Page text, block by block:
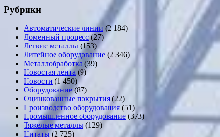
Рубрики
Автоматические линии (2 184)
Доменный процесс(27)
Легкие металлы (153)
Литейное оборудование (2 346)
Металлобработка (39)
Новостая лента (9)
Новости (1 450)
Оборудование(87)
Оцинкованные покрытия (22)
Производство оборудования (51)
Промышленное оборудование (373)
Тяжелые металлы (129)
Цитаты(2 725)